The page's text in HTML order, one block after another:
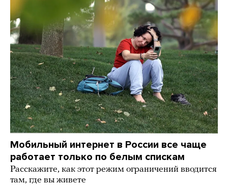
Мобильный интернет в России все чаще
работает только по белым спискам
Расскажите, как этот режим ограничений вводится
там, где вы живете